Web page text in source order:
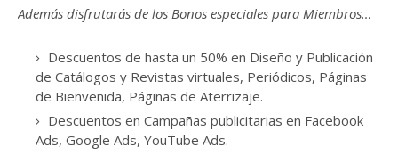
Además disfrutarás de los Bonos especiales para Miembros…
Descuentos de hasta un 50% en Diseño y Publicación
de Catálogos y Revistas virtuales, Periódicos, Páginas
de Bienvenida, Páginas de Aterrizaje.
Descuentos en Campañas publicitarias en Facebook
Ads, Google Ads, YouTube Ads.